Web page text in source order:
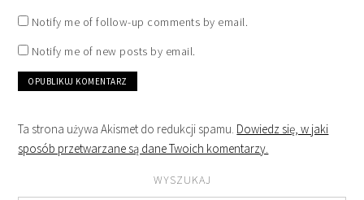
Notify me of follow-up comments by email.
Notify me of new posts by email.
Ta strona używa Akismet do redukcji spamu. Dowiedz się, w jaki
sposób przetwarzane są dane Twoich komentarzy.
WYSZUKAJ